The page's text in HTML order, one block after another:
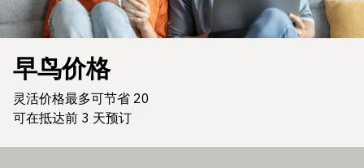
早鸟价格
灵活价格最多可节省 20
可在抵达前 3 天预订